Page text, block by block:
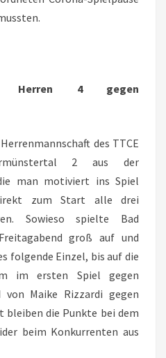
Herren 4 gegen
des TTCE
2 aus der
man motiviert ins Spiel
zum Start alle drei
Sowieso spielte Bad
groß auf und
folgende Einzel, bis auf die
im ersten Spiel gegen
Maike Rizzardi gegen
bleiben die Punkte bei dem
beim Konkurrenten aus